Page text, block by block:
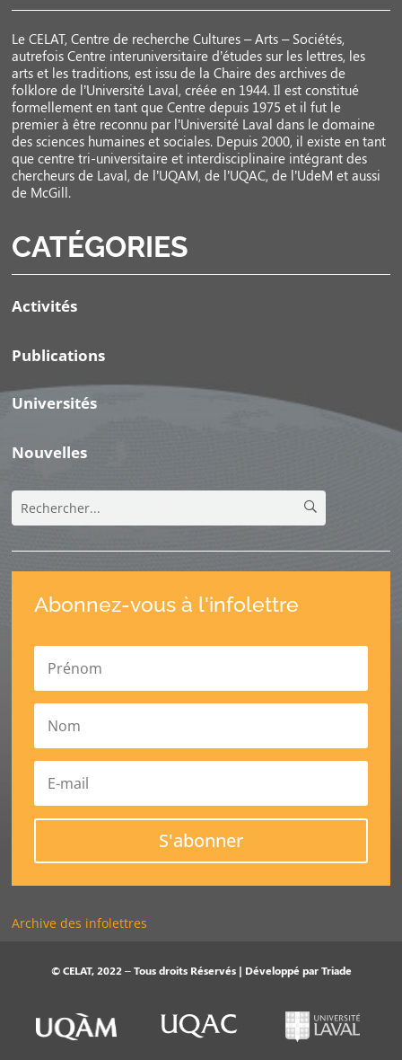
Le CELAT, Centre de recherche Cultures – Arts – Sociétés,
autrefois Centre interuniversitaire d’études sur les lettres, les
arts et les traditions, est issu de la Chaire des archives de
folklore de l’Université Laval, créée en 1944. Il est constitué
formellement en tant que Centre depuis 1975 et il fut le
premier à être reconnu par l’Université Laval dans le domaine
des sciences humaines et sociales. Depuis 2000, il existe en tant
que centre tri-universitaire et interdisciplinaire intégrant des
chercheurs de Laval, de l’UQAM, de l’UQAC, de l’UdeM et aussi
de McGill.
CATÉGORIES
Activités
Publications
Universités
Nouvelles
Abonnez-vous à l'infolettre
S'abonner
Archive des infolettres
© CELAT, 2022 – Tous droits Réservés | Développé parTriade